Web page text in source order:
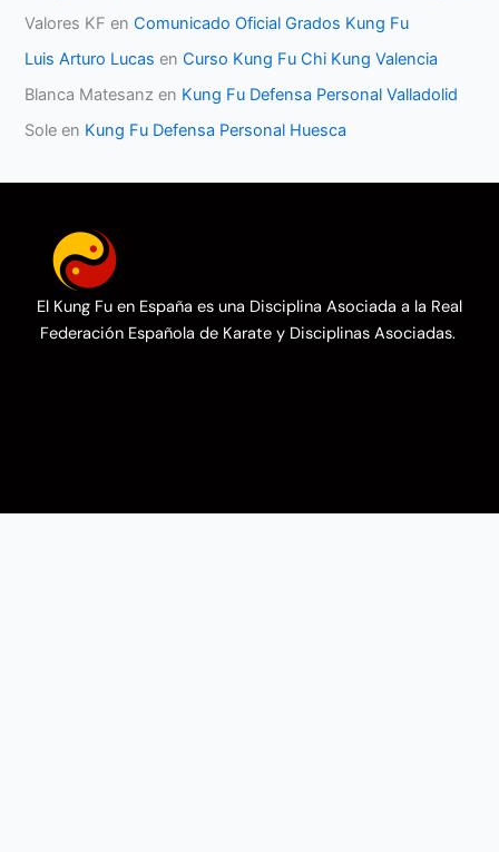
Valores KF enComunicado Oficial Grados Kung Fu
Luis Arturo Lucas enCurso Kung Fu Chi Kung Valencia
Blanca Matesanz en Kung Fu Defensa Personal Valladolid
Sole en Kung Fu Defensa Personal Huesca
El Kung Fu en España es una Disciplina Asociada a la Real
Federación Española de Karate y Disciplinas Asociadas.